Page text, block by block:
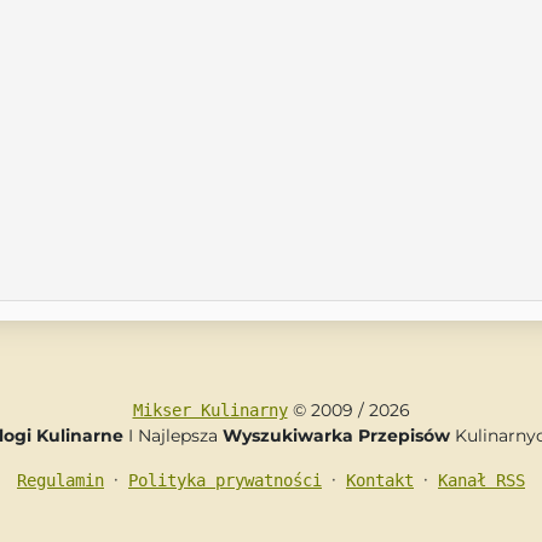
Mikser Kulinarny© 2009 / 2026
Kulinarne I Najlepsza Wyszukiwarka Przepisów
Regulamin • Polityka prywatności • Kontakt • Kanał RSS